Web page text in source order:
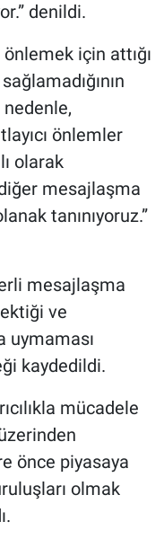
denildi.
önlemek için attığı
nedenle,
önlemler
olarak
diğer mesajlaşma
tanınıyoruz.”
mesajlaşma
ve
uymaması
kaydedildi.
mücadele
önce piyasaya
olmak